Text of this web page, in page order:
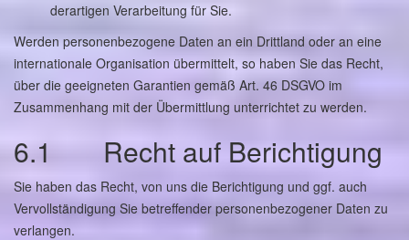
derartigen Verarbeitung für Sie.
Werden personenbezogene Daten an ein Drittland oder an eine
internationale Organisation übermittelt, so haben Sie das Recht,
über die geeigneten Garantien gemäß Art. 46 DSGVO im
Zusammenhang mit der Übermittlung unterrichtet zu werden.
6.1 Recht auf Berichtigung
Sie haben das Recht, von uns die Berichtigung und ggf. auch
Vervollständigung Sie betreffender personenbezogener Daten zu
verlangen.